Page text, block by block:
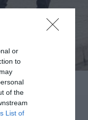
or
to
of the
List of